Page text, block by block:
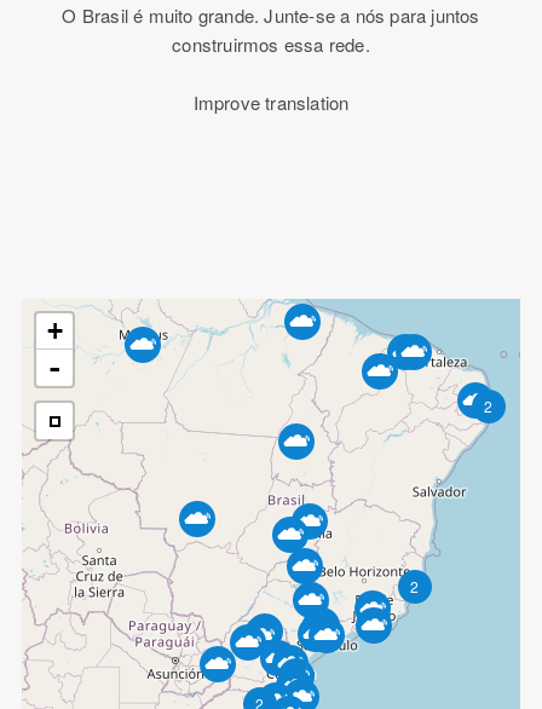
O Brasil é muito grande. Junte-se a nós para juntos
construirmos essa rede.
Improve translation
2
2
2
+
-